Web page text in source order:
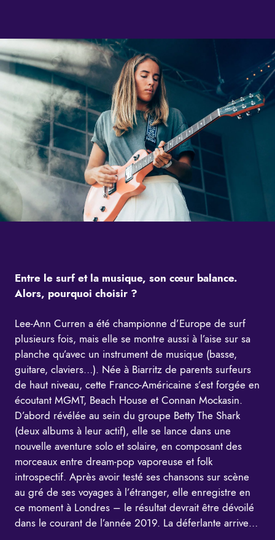
Entre le surf et la musique, son cœur balance.
Alors, pourquoi choisir ?
Lee-Ann Curren a été championne d’Europe de surf
plusieurs fois, mais elle se montre aussi à l’aise sur sa
planche qu’avec un instrument de musique (basse,
guitare, claviers…). Née à Biarritz de parents surfeurs
de haut niveau, cette Franco-Américaine s’est forgée en
écoutant MGMT, Beach House et Connan Mockasin.
D’abord révélée au sein du groupe Betty The Shark
(deux albums à leur actif), elle se lance dans une
nouvelle aventure solo et solaire, en composant des
morceaux entre dream-pop vaporeuse et folk
introspectif. Après avoir testé ses chansons sur scène
au gré de ses voyages à l’étranger, elle enregistre en
ce moment à Londres – le résultat devrait être dévoilé
dans le courant de l’année 2019. La déferlante arrive…